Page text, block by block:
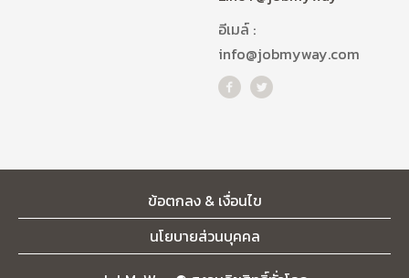
อีเมล์ :
info@jobmyway.com
ข้อตกลง & เงื่อนไข
นโยบายส่วนบุคคล